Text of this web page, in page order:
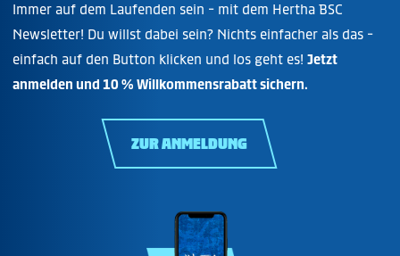
Immer auf dem Laufenden sein - mit dem Hertha BSC
Newsletter! Du willst dabei sein? Nichts einfacher als das -
einfach auf den Button klicken und los geht es! Jetzt
anmelden und 10 % Willkommensrabatt sichern.
ZUR ANMELDUNG